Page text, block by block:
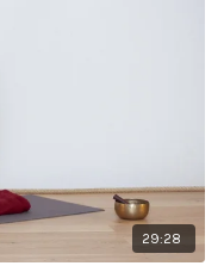
29:28